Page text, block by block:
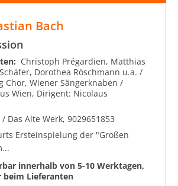
Bach
Christoph Prégardien, Matthias
Dorothea Röschmann u.a. /
Chor, Wiener Sängerknaben /
Wien, Dirigent: Nicolaus
Das Alte Werk, 9029651853
Ersteinspielung der "Großen
innerhalb von 5-10 Werktagen,
beim Lieferanten